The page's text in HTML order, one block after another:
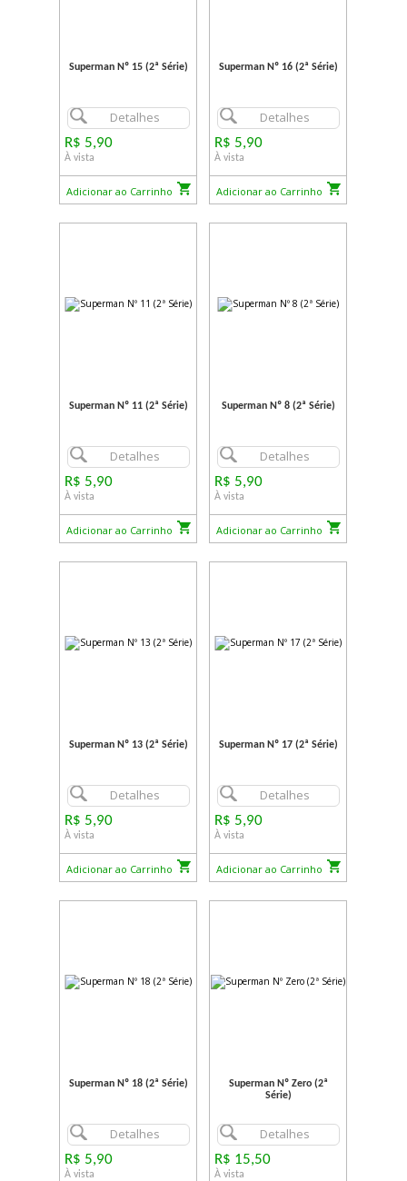
Superman Nº 15 (2ª Série)
Detalhes
R$ 5,90
À vista
Adicionar ao Carrinho
Superman Nº 16 (2ª Série)
Detalhes
R$ 5,90
À vista
Adicionar ao Carrinho
Superman Nº 11 (2ª Série)
Detalhes
R$ 5,90
À vista
Adicionar ao Carrinho
Superman Nº 8 (2ª Série)
Detalhes
R$ 5,90
À vista
Adicionar ao Carrinho
Superman Nº 13 (2ª Série)
Detalhes
R$ 5,90
À vista
Adicionar ao Carrinho
Superman Nº 17 (2ª Série)
Detalhes
R$ 5,90
À vista
Adicionar ao Carrinho
Superman Nº 18 (2ª Série)
Detalhes
R$ 5,90
À vista
Superman Nº Zero (2ª
Série)
Detalhes
R$ 15,50
À vista